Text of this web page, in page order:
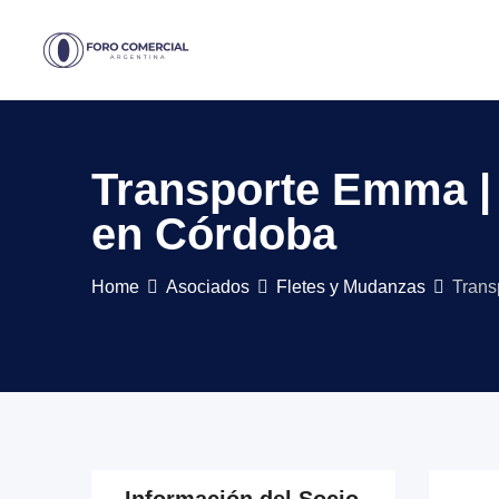
Transporte Emma
en Córdoba
Home Asociados Fletes y Mudanzas